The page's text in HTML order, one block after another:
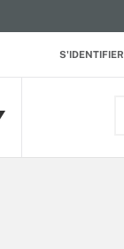
S'IDENTIFIER